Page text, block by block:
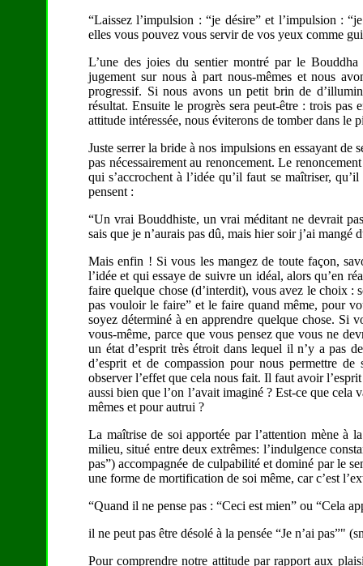
“Laissez l’impulsion : “je désire” et l’impulsion :
elles vous pouvez vous servir de vos yeux comme
L’une des joies du sentier montré par le
jugement sur nous à part nous-mêmes et nous
progressif. Si nous avons un petit brin de
résultat. Ensuite le progrès sera peut-être : trois pas
attitude intéressée, nous éviterons de tomber dans le
Juste serrer la bride à nos impulsions en essayant
pas nécessairement au renoncement. Le
qui s’accrochent à l’idée qu’il faut se maîtriser,
pensent :
“Un vrai Bouddhiste, un vrai méditant ne devrait
sais que je n’aurais pas dû, mais hier soir j’ai
Mais enfin ! Si vous les mangez de toute façon,
l’idée et qui essaye de suivre un idéal, alors qu’en
faire quelque chose (d’interdit), vous avez le choix :
pas vouloir le faire” et le faire quand même, pour
soyez déterminé à en apprendre quelque chose. Si
vous-même, parce que vous pensez que vous ne
un état d’esprit très étroit dans lequel il n’y a pas
d’esprit et de compassion pour nous permettre
observer l’effet que cela nous fait. Il faut avoir
aussi bien que l’on l’avait imaginé ? Est-ce que
mêmes et pour autrui ?
La maîtrise de soi apportée par l’attention mène à
milieu, situé entre deux extrêmes: l’indulgence
pas”) accompagnée de culpabilité et dominé par le
une forme de mortification de soi même, car c’est
“Quand il ne pense pas : “Ceci est mien” ou “Cela
il ne peut pas être désolé à la pensée “Je n’ai pas”"
Pour comprendre notre attitude par rapport aux